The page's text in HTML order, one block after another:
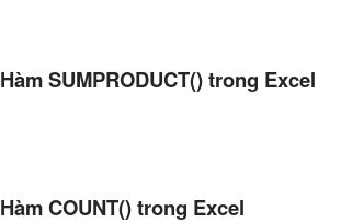
Hàm SUMPRODUCT() trong Excel
Hàm COUNT() trong Excel